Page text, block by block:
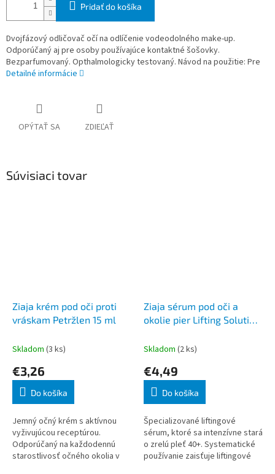
Pridať do košíka
Dvojfázový odličovač očí na odlíčenie vodeodolného make-up.
Odporúčaný aj pre osoby používajúce kontaktné šošovky.
Bezparfumovaný. Opthalmologicky testovaný. Návod na použitie: Pre
Detailné informácie
OPÝTAŤ SA ZDIEĽAŤ
Súvisiaci tovar
Ziaja krém pod oči proti
vráskam Petržlen 15 ml
Skladom (3 ks)
€3,26
Do košíka
Jemný očný krém s aktívnou
vyživujúcou receptúrou.
Odporúčaný na každodennú
starostlivosť očného okolia v
Ziaja sérum pod oči a
okolie pier Lifting Solution
Skladom (2 ks)
€4,49
Do košíka
Špecializované liftingové
sérum, ktoré sa intenzívne stará
o zrelú pleť 40+. Systematické
používanie zaisťuje liftingové